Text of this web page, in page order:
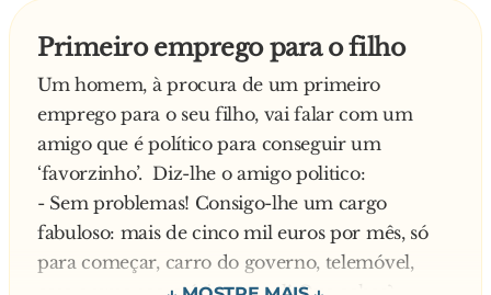
Primeiro emprego para o filho
Um homem, à procura de um primeiro
emprego para o seu filho, vai falar com um
amigo que é político para conseguir um
‘favorzinho’. Diz-lhe o amigo politico:
- Sem problemas! Consigo-lhe um cargo
fabuloso: mais de cinco mil euros por mês, só
para começar, carro do governo, telemóvel,